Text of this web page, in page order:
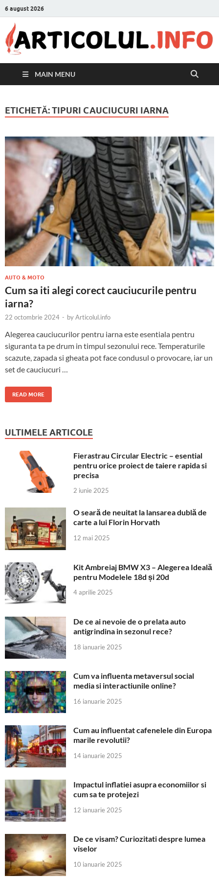
6 august 2026
MAIN MENU
ETICHETĂ:TIPURI CAUCIUCURI IARNA
AUTO & MOTO
Cum sa iti alegi corect cauciucurile pentru
iarna?
22 octombrie 2024 - byArticolul.info
Alegerea cauciucurilor pentru iarna este esentiala pentru
siguranta ta pe drum in timpul sezonului rece. Temperaturile
scazute, zapada si gheata pot face condusul o provocare, iar un
set de cauciucuri …
READ MORE
ULTIMELE ARTICOLE
Fierastrau Circular Electric – esential
pentru orice proiect de taiere rapida si
precisa
2 iunie 2025
O seară de neuitat la lansarea dublă de
carte a lui Florin Horvath
12 mai 2025
Kit Ambreiaj BMW X3 – Alegerea Ideală
pentru Modelele 18d și 20d
4 aprilie 2025
De ce ai nevoie de o prelata auto
antigrindina in sezonul rece?
18 ianuarie 2025
Cum va influenta metaversul social
media si interactiunile online?
16 ianuarie 2025
Cum au influentat cafenelele din Europa
marile revolutii?
14 ianuarie 2025
Impactul inflatiei asupra economiilor si
cum sa te protejezi
12 ianuarie 2025
De ce visam? Curiozitati despre lumea
viselor
10 ianuarie 2025